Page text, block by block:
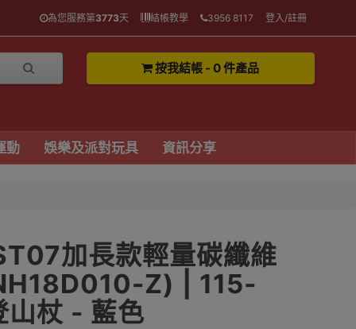
為您服務第3773天 結帳教學 3956 8117 登入/註冊
按我結帳 - 0 件產品
動 娛樂及派對玩具 資訊分享
加長款輕量碳纖維
Z) | 115-
杖 - 藍色